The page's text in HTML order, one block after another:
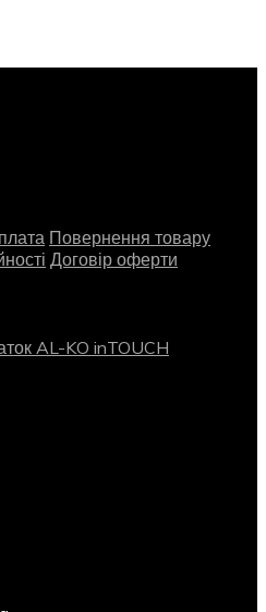
Повернення товару
Договір оферти
AL-KO inTOUCH